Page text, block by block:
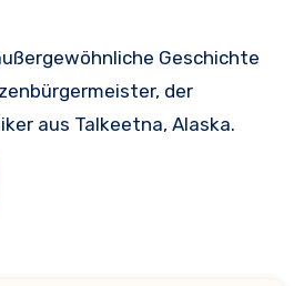
der
aus Talkeetna, Alaska.